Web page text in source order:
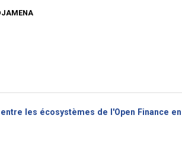
les écosystèmes de l'Open Finance